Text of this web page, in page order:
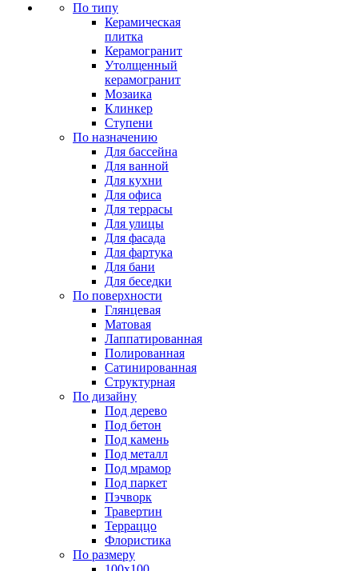
По типу
Керамическая
плитка
Керамогранит
Утолщенный
керамогранит
Мозаика
Клинкер
Ступени
По назначению
Для бассейна
Для ванной
Для кухни
Для офиса
Для террасы
Для улицы
Для фасада
Для фартука
Для бани
Для беседки
По поверхности
Глянцевая
Матовая
Лаппатированная
Полированная
Сатинированная
Структурная
По дизайну
Под дерево
Под бетон
Под камень
Под металл
Под мрамор
Под паркет
Пэчворк
Травертин
Терраццо
Флористика
По размеру